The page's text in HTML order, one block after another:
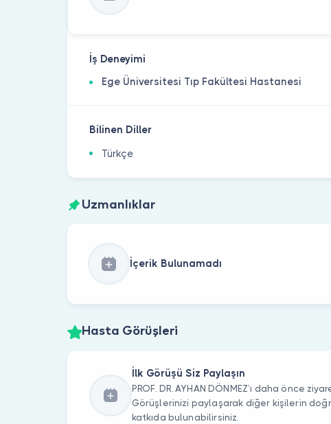
İş Deneyimi
Ege Üniversitesi Tıp Fakültesi Hastanesi
Bilinen Diller
Türkçe
Uzmanlıklar
İçerik Bulunamadı
Hasta Görüşleri
İlk Görüşü Siz Paylaşın
PROF. DR. AYHAN DÖNMEZ’ı daha önce
Görüşlerinizi paylaşarak diğer kişilerin
katkıda bulunabilirsiniz.